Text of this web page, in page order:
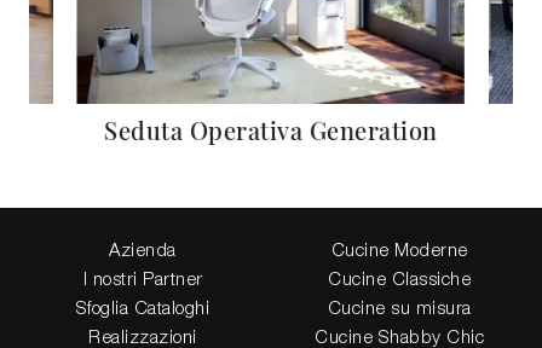
Seduta Operativa Generation
Azienda
I nostri Partner
Sfoglia Cataloghi
Realizzazioni
Cucine Moderne
Cucine Classiche
Cucine su misura
Cucine Shabby Chic